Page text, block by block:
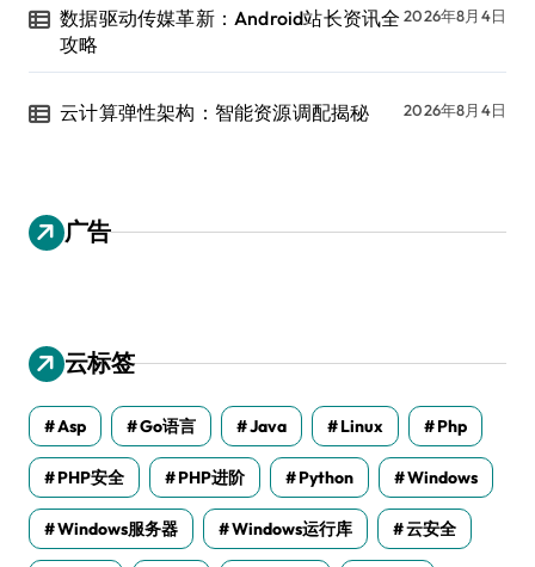
数据驱动传媒革新：Android站长资讯全
攻略
2026年8月4日
云计算弹性架构：智能资源调配揭秘 2026年8月4日
广告
云标签
Asp Go语言 Java Linux Php
PHP安全 PHP进阶 Python Windows
Windows服务器 Windows运行库 云安全